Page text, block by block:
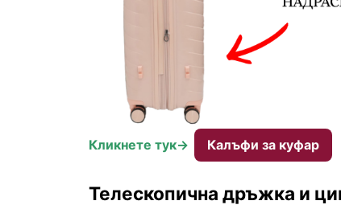
Кликнете тук-> Калъфи за куфар
Телескопична дръжка и